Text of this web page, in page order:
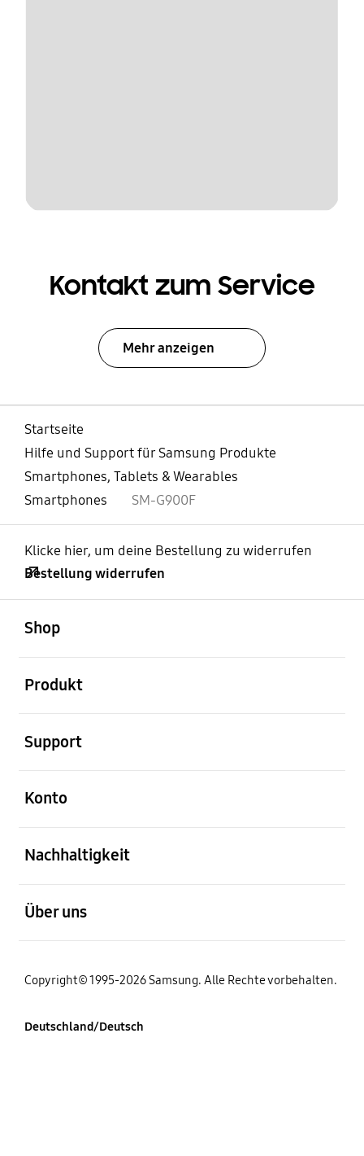
Kontakt zum Service
Mehr anzeigen
Startseite
Hilfe und Support für Samsung Produkte
Smartphones, Tablets & Wearables
Smartphones
SM-G900F
Klicke hier, um deine Bestellung zu widerrufen
Bestellung widerrufen
Shop
Produkt
Support
Konto
Nachhaltigkeit
Über uns
Copyright© 1995-2026 Samsung. Alle Rechte vorbehalten.
Deutschland/Deutsch